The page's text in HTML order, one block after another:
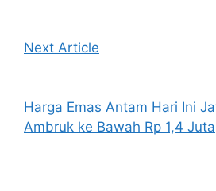
Next Article
Harga Emas Antam Hari Ini
Ambruk ke Bawah Rp 1,4 Juta